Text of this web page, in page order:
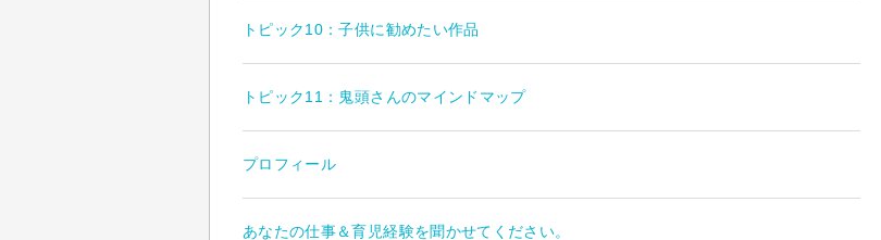
トピック10：子供に勧めたい作品
トピック11：鬼頭さんのマインドマップ
プロフィール
あなたの仕事＆育児経験を聞かせてください。